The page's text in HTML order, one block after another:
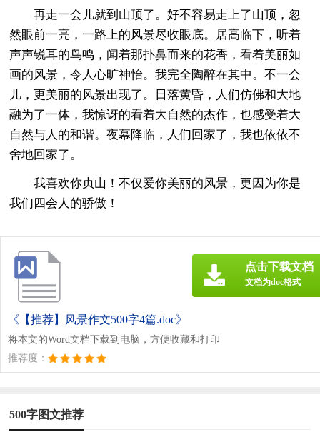
再走一会儿就到山顶了。好不容易走上了山顶，忽
然眼前一亮，一路上的风景尽收眼底。居高临下，听着
声声锐耳的鸟鸣，闻着那扑鼻而来的花香，看着美丽如
画的风景，令人心旷神怡。我完全陶醉在其中。不一会
儿，更美丽的风景出现了。日落黄昏，人们仿佛和大地
融为了一体，我惊讶的看着大自然的杰作，也感受着大
自然与人的和谐。夜幕降临，人们回家了，我也依依不
舍地回家了。
我喜欢你贞山！不仅爱你美丽的风景，更因为你是
我们四会人的骄傲！
《【推荐】风景作文500字4篇.doc》
将本文的Word文档下载到电脑，方便收藏和打印
推荐度：
点击下载文档
文档为doc格式
500字图文推荐